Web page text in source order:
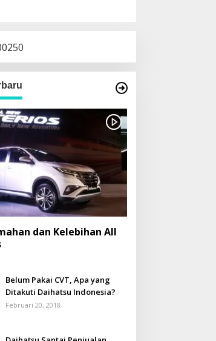
dan Kelebihan All
Belum Pakai CVT, Apa yang
Ditakuti Daihatsu Indonesia?
Februari 20, 2018